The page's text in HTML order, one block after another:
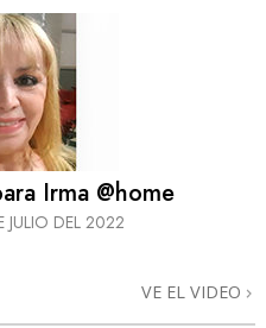
Irma @home
JULIO DEL 2022
VE EL VIDEO